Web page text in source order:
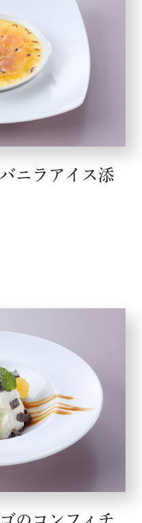
ニラアイス添